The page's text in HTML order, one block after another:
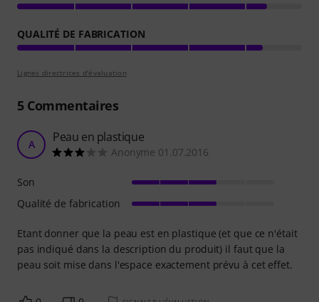
QUALITÉ DE FABRICATION
Lignes directrices d'évaluation
5Commentaires
A Peau en plastique
Anonyme 01.07.2016
Etant donner que la peau est en plastique (et que ce n'était
pas indiqué dans la description du produit) il faut que la
peau soit mise dans l'espace exactement prévu à cet effet.
Son
Qualité de fabrication